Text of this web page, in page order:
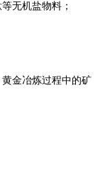
无机盐物料；
金冶炼过程中的矿